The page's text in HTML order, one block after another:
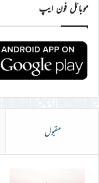
موبائل فون ایپ
مقبول